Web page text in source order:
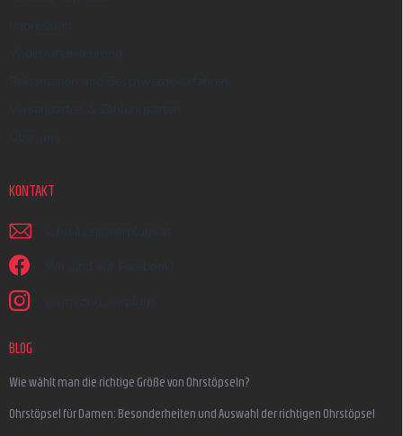
Impressum
Widerrufsbelehrung
Reklamation und Beschwerdeverfahren
Versandarten & Zahlungsarten
Über uns
KONTAKT
schreiben @ earplugs.at
Wir sind auf Facebook!
earmazing_earplugs
BLOG
Wie wählt man die richtige Größe von Ohrstöpseln?
Ohrstöpsel für Damen: Besonderheiten und Auswahl der richtigen Ohrstöpsel